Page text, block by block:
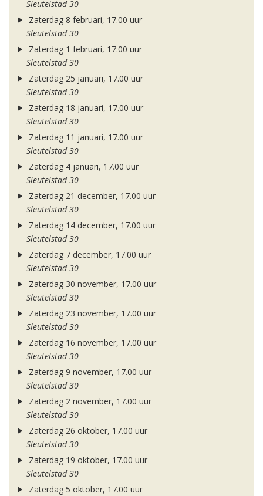
Sleutelstad 30
Zaterdag 8 februari, 17.00 uur
Sleutelstad 30
Zaterdag 1 februari, 17.00 uur
Sleutelstad 30
Zaterdag 25 januari, 17.00 uur
Sleutelstad 30
Zaterdag 18 januari, 17.00 uur
Sleutelstad 30
Zaterdag 11 januari, 17.00 uur
Sleutelstad 30
Zaterdag 4 januari, 17.00 uur
Sleutelstad 30
Zaterdag 21 december, 17.00 uur
Sleutelstad 30
Zaterdag 14 december, 17.00 uur
Sleutelstad 30
Zaterdag 7 december, 17.00 uur
Sleutelstad 30
Zaterdag 30 november, 17.00 uur
Sleutelstad 30
Zaterdag 23 november, 17.00 uur
Sleutelstad 30
Zaterdag 16 november, 17.00 uur
Sleutelstad 30
Zaterdag 9 november, 17.00 uur
Sleutelstad 30
Zaterdag 2 november, 17.00 uur
Sleutelstad 30
Zaterdag 26 oktober, 17.00 uur
Sleutelstad 30
Zaterdag 19 oktober, 17.00 uur
Sleutelstad 30
Zaterdag 5 oktober, 17.00 uur